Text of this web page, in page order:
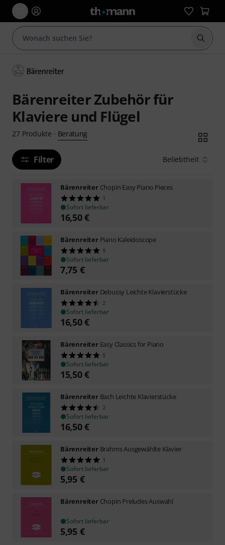
Suche
Bärenreiter Zubehör für
Klaviere und Flügel
27 Produkte · Beratung
Filter Beliebtheit
Bärenreiter Chopin Easy Piano Pieces
1
Sofort lieferbar
16,50€
Bärenreiter Piano Kaleidoscope
9
Sofort lieferbar
7,75 €
Bärenreiter Debussy Leichte Klavierstücke
2
Sofort lieferbar
16,50€
Bärenreiter Easy Classics for Piano
5
Sofort lieferbar
15,50€
Bärenreiter Bach Leichte Klavierstücke
2
Sofort lieferbar
16,50€
Bärenreiter Brahms Ausgewählte Klavier
1
Sofort lieferbar
5,95 €
Bärenreiter Chopin Preludes Auswahl
Sofort lieferbar
5,95 €